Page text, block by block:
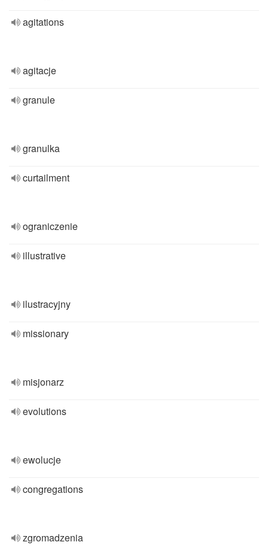
agitations
agitacje
granule
granulka
curtailment
ograniczenie
illustrative
ilustracyjny
missionary
misjonarz
evolutions
ewolucje
congregations
zgromadzenia